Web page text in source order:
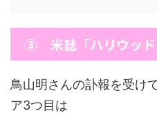
③ 米誌「ハリウッド
鳥山明さんの訃報を受け
ア3つ目は